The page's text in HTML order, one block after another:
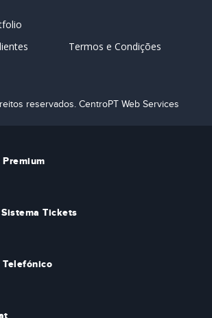
Termos e Condições
reservados. CentroPT Web Services
Tickets
Telefónico